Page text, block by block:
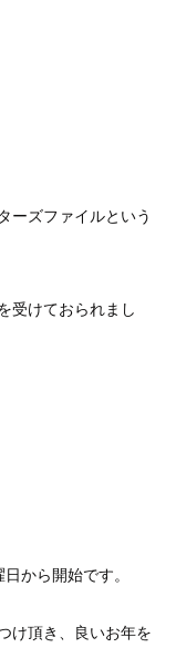
ーズファイルという
受けておられまし
から開始です。
け頂き、良いお年を